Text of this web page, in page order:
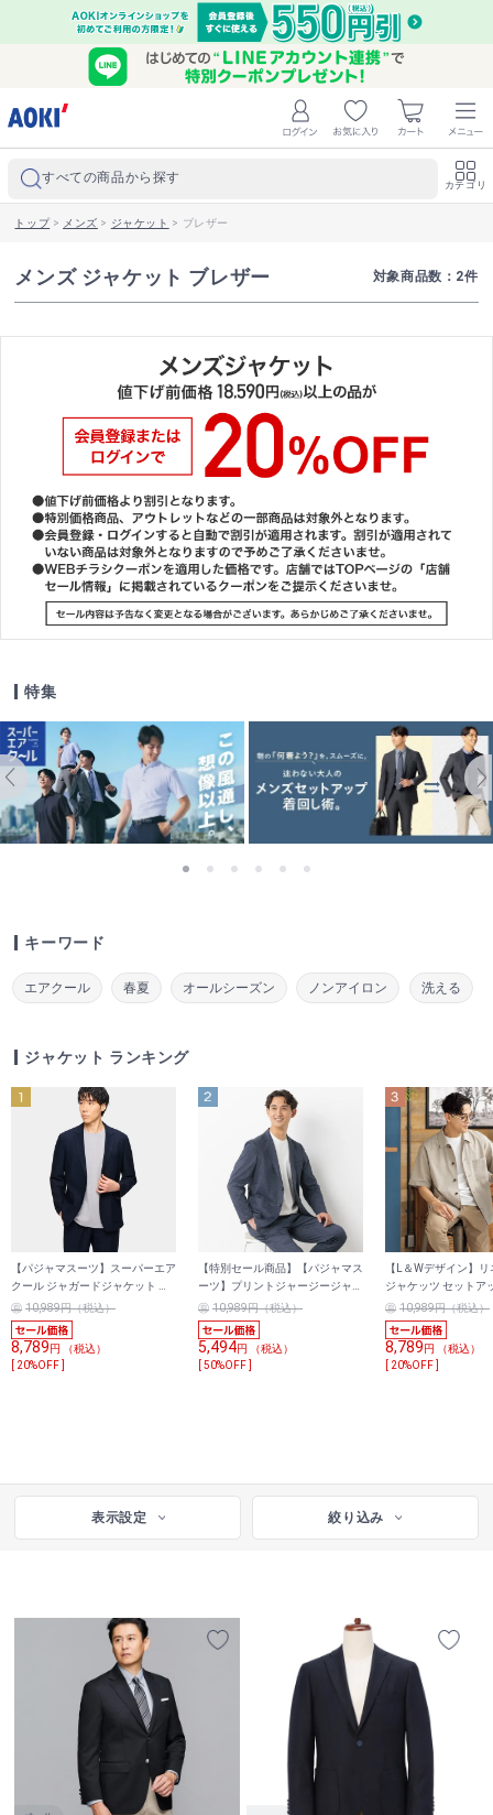
すべての商品から探す カテゴリ
トップ> メンズ > ジャケット > ブレザー
メンズ ジャケット ブレザー 対象商品数： 2件
特集
キーワード
エアクール 春夏 オールシーズン ノンアイロン 洗える
ジャケット ランキング
【パジャマスーツ】スーパーエア
クール ジャガードジャケット 紺
セットアップ着用可
10,989円（税込）
8,789円 （税込）
[ 20%OFF ]
【特別セール商品】【パジャマス
ーツ】プリントジャージージャケ
ット 紺 セットアップ着用可
10,989円（税込）
5,494円 （税込）
[ 50%OFF ]
【L＆Wデザイン】
ジャケッツ セットア
10,989円（税込）
8,789円 （税込）
[ 20%OFF ]
表示設定 絞り込み